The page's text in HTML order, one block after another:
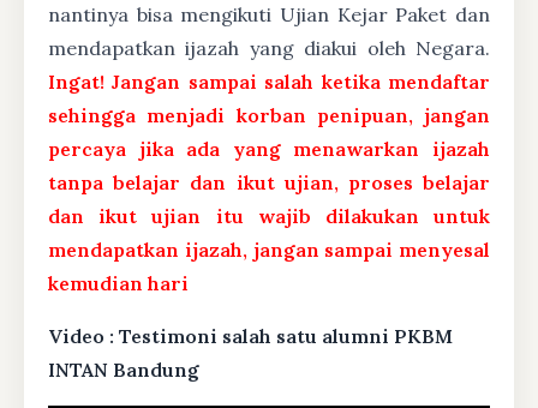
nantinya bisa mengikuti Ujian Kejar Paket dan
mendapatkan ijazah yang diakui oleh Negara.
Ingat! Jangan sampai salah ketika mendaftar
sehingga menjadi korban penipuan, jangan
percaya jika ada yang menawarkan ijazah
tanpa belajar dan ikut ujian, proses belajar
dan ikut ujian itu wajib dilakukan untuk
mendapatkan ijazah, jangan sampai menyesal
kemudian hari
Video : Testimoni salah satu alumni PKBM
INTAN Bandung